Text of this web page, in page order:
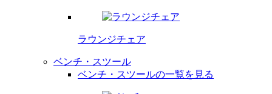
ラウンジチェア
ベンチ・スツール
ベンチ・スツールの一覧を見る